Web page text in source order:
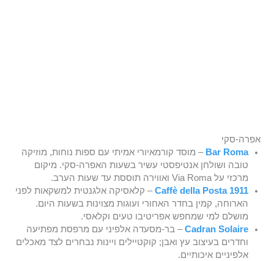
אפרה-סקי
Bar Roma – מוסד קורמאיורי אמיתי עם ספות נוחות, מוזיקה
טובה ושולחן אנטיפסטי עשיר בשעות האפרה-סקי. מיקום
מרכזי על Via Roma ואווירה תוססת עד שעות הערב.
Caffè della Posta 1911– קלאסיקה אלגנטית למשקאות לפני
הארוחה, קמין בחדר האחורי ועוגות מצוינות בשעות היום.
מושלם למי שמחפש אפריטיבו טעים וקלאסי.
Cadran Solaire– בר-מסעדה אלפיני עם מרפסת מפתיעה
וחדרים בעיצוב עץ ואבן; קוקטיילים ויינות נבחרים לצד מאכלים
אלפיניים איכותיים.